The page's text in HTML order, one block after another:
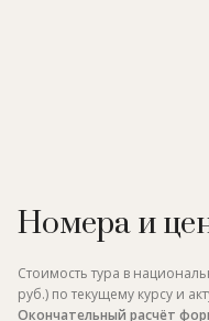
Номера и
Стоимость тура в
руб.) по текущему курсу и
Окончательный расчёт